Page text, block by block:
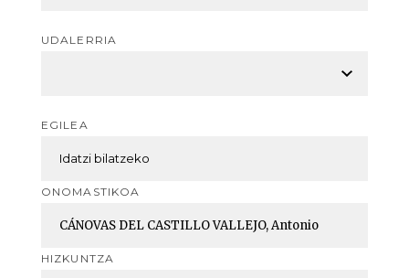
UDALERRIA
EGILEA
ONOMASTIKOA
HIZKUNTZA